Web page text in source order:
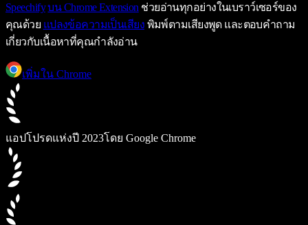
Speechify บน Chrome Extension ช่วยอ่านทุกอย่างในเบราว์เซอร์ของ
คุณด้วย แปลงข้อความเป็นเสียง พิมพ์ตามเสียงพูด และตอบคำถาม
เกี่ยวกับเนื้อหาที่คุณกำลังอ่าน
เพิ่มใน Chrome
แอปโปรดแห่งปี 2023โดย Google Chrome